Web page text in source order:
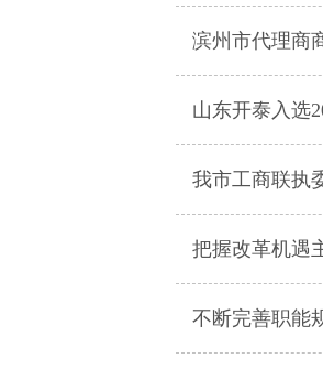
滨州市代理商
山东开泰入选
我市工商联执
把握改革机遇
不断完善职能